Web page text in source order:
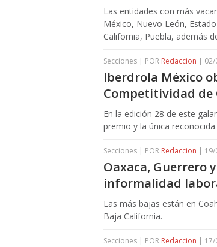
Las entidades con más
México, Nuevo León,
California, Puebla, además
Secciones | POR Redaccion | 02/
Iberdrola México
Competitividad de
En la edición 28 de este
premio y la única
Secciones | POR Redaccion | 19/
Oaxaca, Guerrero
informalidad
Las más bajas están en
Baja California.
Secciones | POR Redaccion | 17/